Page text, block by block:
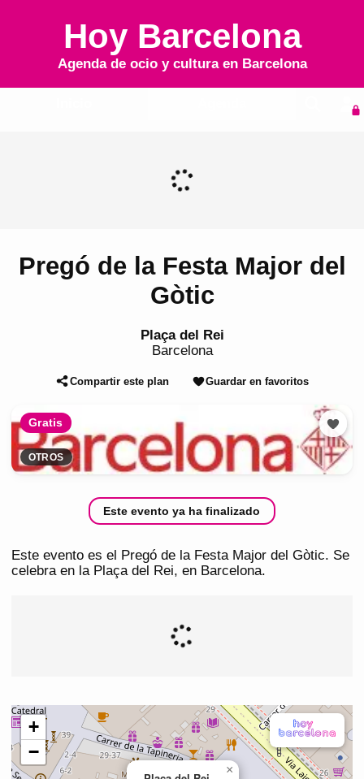
Hoy Barcelona
Agenda de ocio y cultura en Barcelona
Pregó de la Festa Major del
Gòtic
Plaça del Rei
Barcelona
Compartir este plan Guardar en favoritos
Gratis
OTROS
Este evento ya ha finalizado
Este evento es el Pregó de la Festa Major del Gòtic. Se
celebra en la Plaça del Rei, en Barcelona.